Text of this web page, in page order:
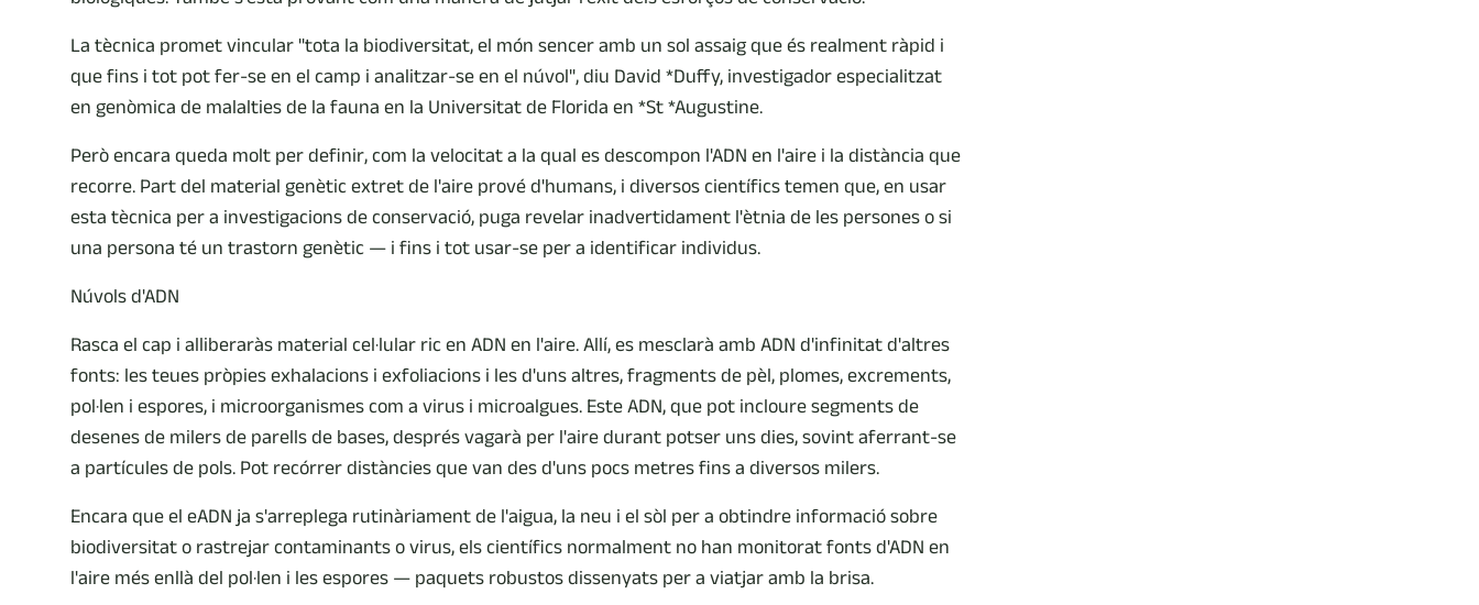
La tècnica promet vincular "tota la biodiversitat, el món sencer amb un sol assaig que és realment ràpid i
que fins i tot pot fer-se en el camp i analitzar-se en el núvol", diu David *Duffy, investigador especialitzat
en genòmica de malalties de la fauna en la Universitat de Florida en *St *Augustine.
Però encara queda molt per definir, com la velocitat a la qual es descompon l'ADN en l'aire i la distància que
recorre. Part del material genètic extret de l'aire prové d'humans, i diversos científics temen que, en usar
esta tècnica per a investigacions de conservació, puga revelar inadvertidament l'ètnia de les persones o si
una persona té un trastorn genètic — i fins i tot usar-se per a identificar individus.
Núvols d'ADN
Rasca el cap i alliberaràs material cel·lular ric en ADN en l'aire. Allí, es mesclarà amb ADN d'infinitat d'altres
fonts: les teues pròpies exhalacions i exfoliacions i les d'uns altres, fragments de pèl, plomes, excrements,
pol·len i espores, i microorganismes com a virus i microalgues. Este ADN, que pot incloure segments de
desenes de milers de parells de bases, després vagarà per l'aire durant potser uns dies, sovint aferrant-se
a partícules de pols. Pot recórrer distàncies que van des d'uns pocs metres fins a diversos milers.
Encara que el eADN ja s'arreplega rutinàriament de l'aigua, la neu i el sòl per a obtindre informació sobre
biodiversitat o rastrejar contaminants o virus, els científics normalment no han monitorat fonts d'ADN en
l'aire més enllà del pol·len i les espores — paquets robustos dissenyats per a viatjar amb la brisa.